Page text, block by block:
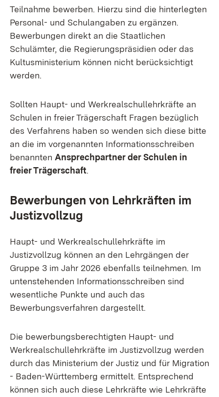
Teilnahme bewerben. Hierzu sind die hinterlegten
Personal- und Schulangaben zu ergänzen.
Bewerbungen direkt an die Staatlichen
Schulämter, die Regierungspräsidien oder das
Kultusministerium können nicht berücksichtigt
werden.
Sollten Haupt- und Werkrealschullehrkräfte an
Schulen in freier Trägerschaft Fragen bezüglich
des Verfahrens haben so wenden sich diese bitte
an die im vorgenannten Informationsschreiben
benannten Ansprechpartner der Schulen in
freier Trägerschaft.
Bewerbungen von Lehrkräften im
Justizvollzug
Haupt- und Werkrealschullehrkräfte im
Justizvollzug können an den Lehrgängen der
Gruppe 3 im Jahr 2026 ebenfalls teilnehmen. Im
untenstehenden Informationsschreiben sind
wesentliche Punkte und auch das
Bewerbungsverfahren dargestellt.
Die bewerbungsberechtigten Haupt- und
Werkrealschullehrkräfte im Justizvollzug werden
durch das Ministerium der Justiz und für Migration
- Baden-Württemberg ermittelt. Entsprechend
können sich auch diese Lehrkräfte wie Lehrkräfte